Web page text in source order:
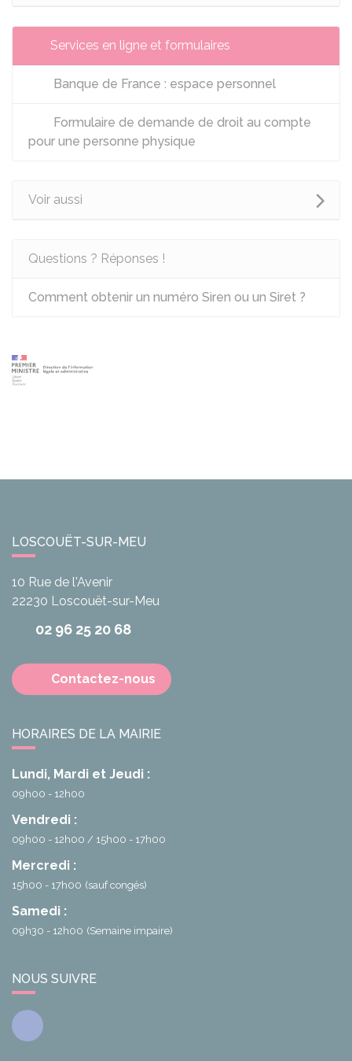
Services en ligne et formulaires
Banque de France : espace personnel
Formulaire de demande de droit au compte
pour une personne physique
Voir aussi
Questions ? Réponses !
Comment obtenir un numéro Siren ou un Siret ?
LOSCOUËT-SUR-MEU
10 Rue de l'Avenir
22230 Loscouët-sur-Meu
02 96 25 20 68
Contactez-nous
HORAIRES DE LA MAIRIE
Lundi, Mardi et Jeudi :
09h00 - 12h00
Vendredi :
09h00 - 12h00 15h00 - 17h00
Mercredi :
15h00 - 17h00 (sauf congés)
Samedi :
09h30 - 12h00 (Semaine impaire)
NOUS SUIVRE
Facebook